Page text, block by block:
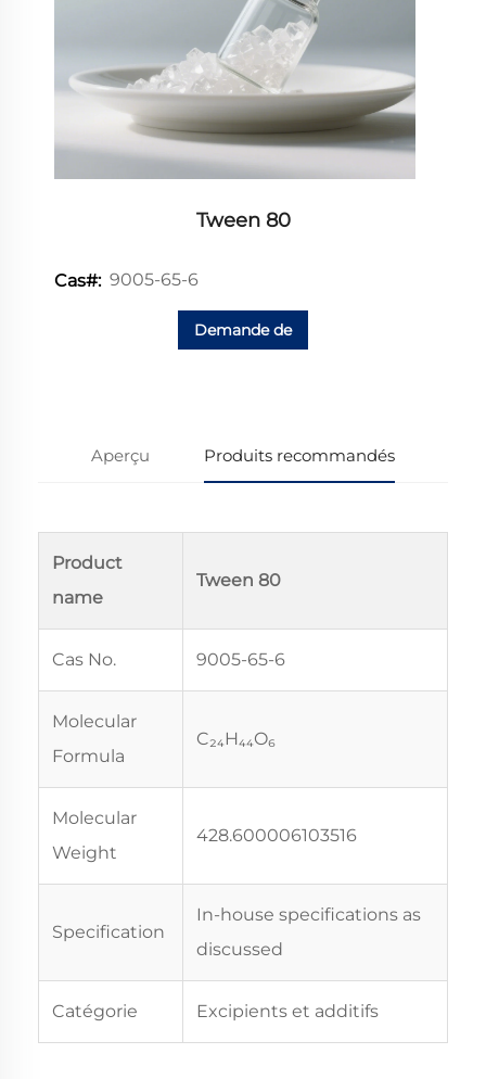
Tween 80
Cas#: 9005-65-6
Demande de
Aperçu Produits recommandés
Product
name
Tween 80
Cas No. 9005-65-6
Molecular
Formula
C₂₄H₄₄O₆
Molecular
Weight
428.600006103516
Specification
In-house specifications as
discussed
Catégorie Excipients et additifs